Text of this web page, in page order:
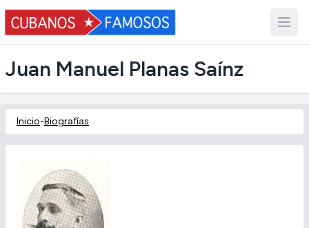
Juan Manuel Planas Saínz
Inicio-Biografías